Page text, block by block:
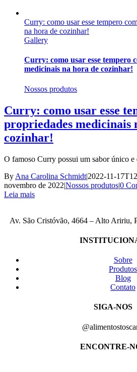
Curry: como usar esse tempero
na hora de cozinhar!
Gallery
Curry: como usar esse tempero
medicinais na hora de cozinhar!
Nossos produtos
Curry: como usar esse
propriedades medicinais
cozinhar!
O famoso Curry possui um sabor único
By Ana Carolina Schmidt|2022-11-
novembro de 2022|Nossos produtos|0
Leia mais
Av. São Cristóvão, 4664 – Alto Aririu,
Sobre
Produtos
Blog
Contato
SIGA-NOS
ENCONTRE-